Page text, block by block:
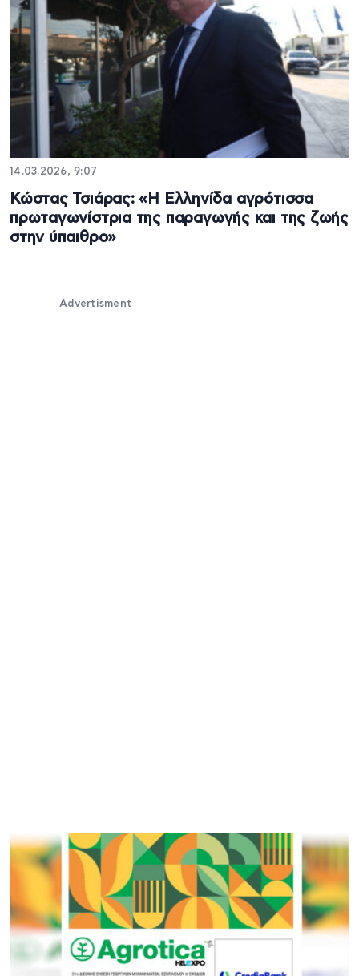
14.03.2026, 9:07
Κώστας Τσιάρας: «Η Ελληνίδα αγρότισσα
πρωταγωνίστρια της παραγωγής και της ζωής
στην ύπαιθρο»
Advertisment